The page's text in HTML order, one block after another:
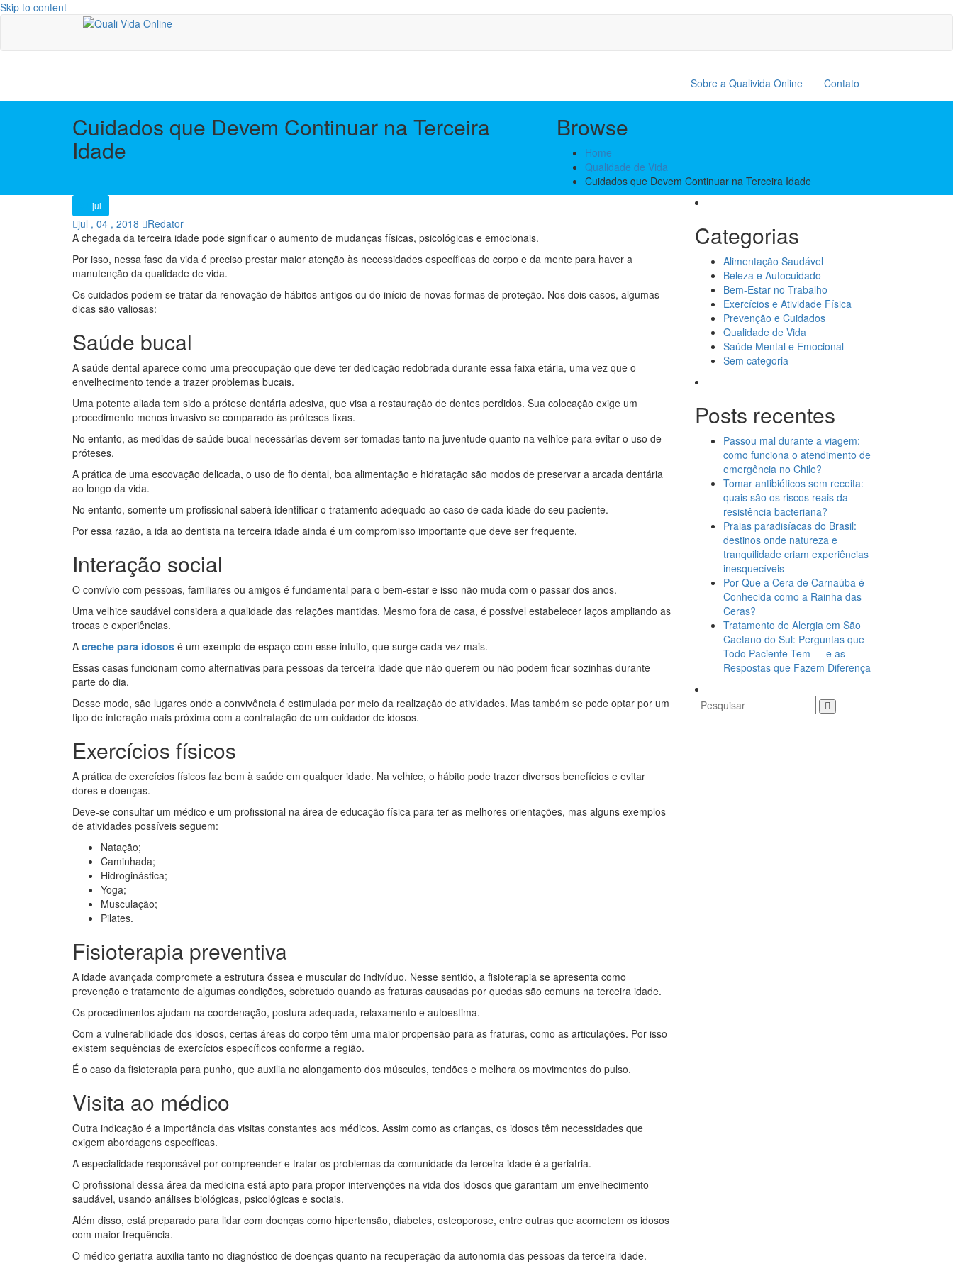
Skip to content
Sobre a Qualivida Online Contato
Cuidados que Devem Continuar na Terceira
Idade
Browse
Home
Qualidade de Vida
Cuidados que Devem Continuar na Terceira Idade
jul
jul , 04 , 2018
Redator
A chegada da terceira idade pode significar o aumento de mudanças físicas, psicológicas e emocionais.
Por isso, nessa fase da vida é preciso prestar maior atenção às necessidades específicas do corpo e da mente para haver a
manutenção da qualidade de vida.
Os cuidados podem se tratar da renovação de hábitos antigos ou do início de novas formas de proteção. Nos dois casos, algumas
dicas são valiosas:
Saúde bucal
A saúde dental aparece como uma preocupação que deve ter dedicação redobrada durante essa faixa etária, uma vez que o
envelhecimento tende a trazer problemas bucais.
Uma potente aliada tem sido a prótese dentária adesiva, que visa a restauração de dentes perdidos. Sua colocação exige um
procedimento menos invasivo se comparado às próteses fixas.
No entanto, as medidas de saúde bucal necessárias devem ser tomadas tanto na juventude quanto na velhice para evitar o uso de
próteses.
A prática de uma escovação delicada, o uso de fio dental, boa alimentação e hidratação são modos de preservar a arcada dentária
ao longo da vida.
No entanto, somente um profissional saberá identificar o tratamento adequado ao caso de cada idade do seu paciente.
Por essa razão, a ida ao dentista na terceira idade ainda é um compromisso importante que deve ser frequente.
Interação social
O convívio com pessoas, familiares ou amigos é fundamental para o bem-estar e isso não muda com o passar dos anos.
Uma velhice saudável considera a qualidade das relações mantidas. Mesmo fora de casa, é possível estabelecer laços ampliando as
trocas e experiências.
A creche para idosos é um exemplo de espaço com esse intuito, que surge cada vez mais.
Essas casas funcionam como alternativas para pessoas da terceira idade que não querem ou não podem ficar sozinhas durante
parte do dia.
Desse modo, são lugares onde a convivência é estimulada por meio da realização de atividades. Mas também se pode optar por um
tipo de interação mais próxima com a contratação de um cuidador de idosos.
Exercícios físicos
A prática de exercícios físicos faz bem à saúde em qualquer idade. Na velhice, o hábito pode trazer diversos benefícios e evitar
dores e doenças.
Deve-se consultar um médico e um profissional na área de educação física para ter as melhores orientações, mas alguns exemplos
de atividades possíveis seguem:
Natação;
Caminhada;
Hidroginástica;
Yoga;
Musculação;
Pilates.
Fisioterapia preventiva
A idade avançada compromete a estrutura óssea e muscular do indivíduo. Nesse sentido, a fisioterapia se apresenta como
prevenção e tratamento de algumas condições, sobretudo quando as fraturas causadas por quedas são comuns na terceira idade.
Os procedimentos ajudam na coordenação, postura adequada, relaxamento e autoestima.
Com a vulnerabilidade dos idosos, certas áreas do corpo têm uma maior propensão para as fraturas, como as articulações. Por isso
existem sequências de exercícios específicos conforme a região.
É o caso da fisioterapia para punho, que auxilia no alongamento dos músculos, tendões e melhora os movimentos do pulso.
Visita ao médico
Outra indicação é a importância das visitas constantes aos médicos. Assim como as crianças, os idosos têm necessidades que
exigem abordagens específicas.
A especialidade responsável por compreender e tratar os problemas da comunidade da terceira idade é a geriatria.
O profissional dessa área da medicina está apto para propor intervenções na vida dos idosos que garantam um envelhecimento
saudável, usando análises biológicas, psicológicas e sociais.
Além disso, está preparado para lidar com doenças como hipertensão, diabetes, osteoporose, entre outras que acometem os idosos
com maior frequência.
O médico geriatra auxilia tanto no diagnóstico de doenças quanto na recuperação da autonomia das pessoas da terceira idade.
Categorias
Alimentação Saudável
Beleza e Autocuidado
Bem-Estar no Trabalho
Exercícios e Atividade Física
Prevenção e Cuidados
Qualidade de Vida
Saúde Mental e Emocional
Sem categoria
Posts recentes
Passou mal durante a viagem:
como funciona o atendimento de
emergência no Chile?
Tomar antibióticos sem receita:
quais são os riscos reais da
resistência bacteriana?
Praias paradisíacas do Brasil:
destinos onde natureza e
tranquilidade criam experiências
inesquecíveis
Por Que a Cera de Carnaúba é
Conhecida como a Rainha das
Ceras?
Tratamento de Alergia em São
Caetano do Sul: Perguntas que
Todo Paciente Tem — e as
Respostas que Fazem Diferença